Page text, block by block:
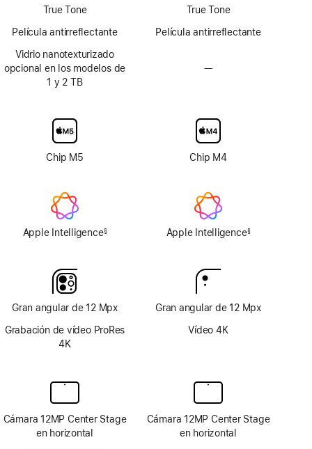
True Tone
Película antirreflectante
Vidrio nanotexturizado
opcional en los modelos de
1 y 2 TB
Chip M5
Apple Intelligence§
Gran angular de 12 Mpx
Grabación de vídeo ProRes
4K
Cámara 12MP Center Stage
en horizontal
True Tone
Película antirreflectante
—Sin
nanotexturizado
en
la
Chip M4
Apple Intelligence§
Gran angular de 12 Mpx
Vídeo 4K
Cámara 12MP Center Stage
en horizontal